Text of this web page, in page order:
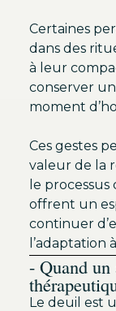
Certaines
dans des
à leur
conserver
moment
Ces gestes
valeur de la
le
offrent un
continuer
l’adaptation
- Quand un
Le deuil est